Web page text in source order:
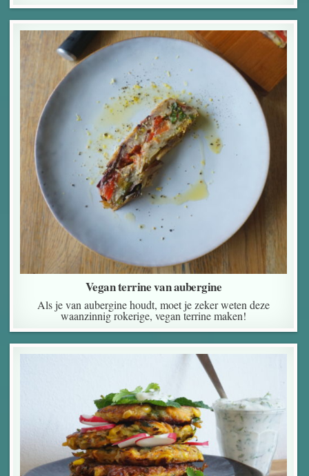
Vegan terrine van aubergine
Als je van aubergine houdt, moet je zeker weten deze
waanzinnig rokerige, vegan terrine maken!